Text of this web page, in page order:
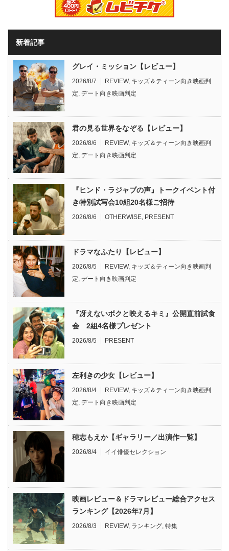
新着記事
グレイ・ミッション【レビュー】
2026/8/7 REVIEW, キッズ＆ティーン向き映画判
定 デート向き映画判定
君の見る世界をなぞる【レビュー】
2026/8/6 REVIEW, キッズ＆ティーン向き映画判
定 デート向き映画判定
『ヒンド・ラジャブの声』トークイベント付
き特別試写会10組20名様ご招待
2026/8/6 OTHERWISE PRESENT
ドラマなふたり【レビュー】
2026/8/5 REVIEW, キッズ＆ティーン向き映画判
定 デート向き映画判定
『冴えないボクと映えるキミ』公開直前試食
会 2組4名様プレゼント
2026/8/5 PRESENT
左利きの少女【レビュー】
2026/8/4 REVIEW, キッズ＆ティーン向き映画判
定 デート向き映画判定
穂志もえか【ギャラリー／出演作一覧】
2026/8/4 イイ俳優セレクション
映画レビュー＆ドラマレビュー総合アクセス
ランキング【2026年7月】
2026/8/3 REVIEW, ランキング 特集